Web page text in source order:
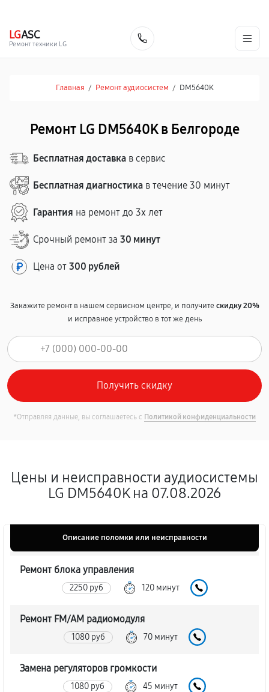
LGASC
Ремонт техники LG
Главная / Ремонт аудиосистем / DM5640K
Ремонт LG DM5640K в Белгороде
Бесплатная доставка в сервис
Бесплатная диагностика в течение 30 минут
Гарантия на ремонт до 3х лет
Срочный ремонт за 30 минут
Цена от 300 рублей
Закажите ремонт в нашем сервисном центре, и получитескидку 20%
и исправное устройство в тот же день
*Отправляя данные, вы соглашаетесь с Политикой конфиденциальности
Цены и неисправности аудиосистемы
LG DM5640K на 07.08.2026
Описание поломки или неисправности
Ремонт блока управления
2250 руб 120 минут
Ремонт FM/AM радиомодуля
1080 руб 70 минут
Замена регуляторов громкости
1080 руб 45 минут